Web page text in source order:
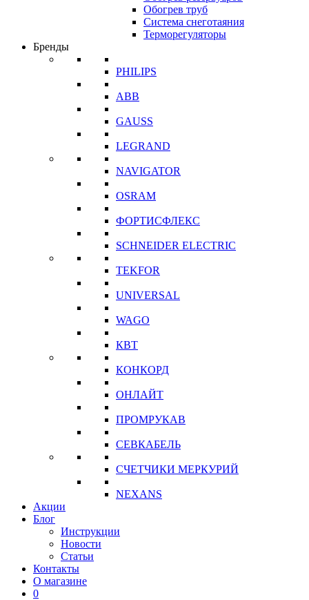
Обогрев труб
Система снеготаяния
Терморегуляторы
Бренды
PHILIPS
ABB
GAUSS
LEGRAND
NAVIGATOR
OSRAM
ФОРТИСФЛЕКС
SCHNEIDER ELECTRIC
TEKFOR
UNIVERSAL
WAGO
КВТ
КОНКОРД
ОНЛАЙТ
ПРОМРУКАВ
СЕВКАБЕЛЬ
СЧЕТЧИКИ МЕРКУРИЙ
NEXANS
Акции
Блог
Инструкции
Новости
Статьи
Контакты
О магазине
0